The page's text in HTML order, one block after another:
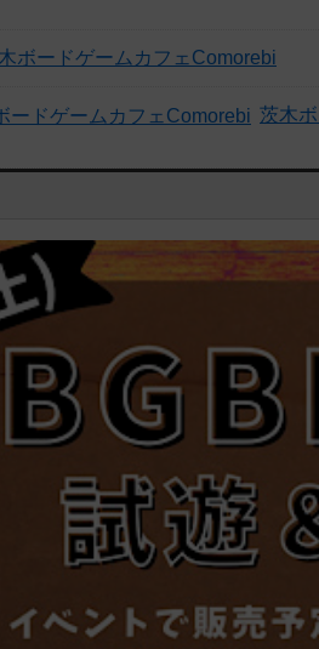
ボードゲームカフェComorebi
茨木